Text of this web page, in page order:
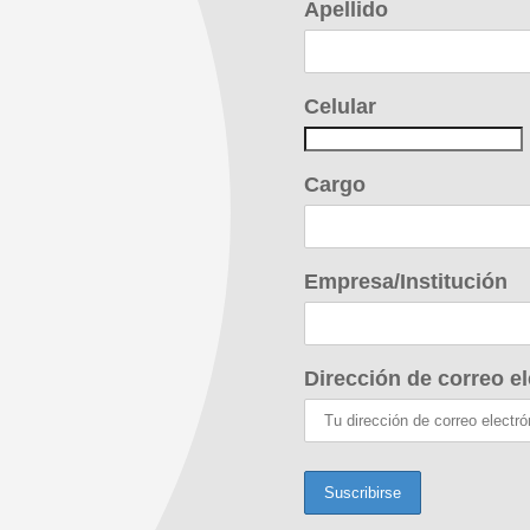
Apellido
Celular
Cargo
Empresa/Institución
Dirección de correo